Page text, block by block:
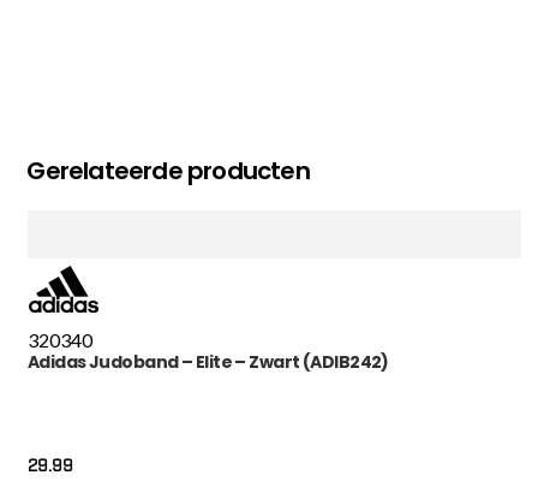
Gerelateerde producten
320340
Adidas Judoband – Elite – Zwart (ADIB242)
29.99